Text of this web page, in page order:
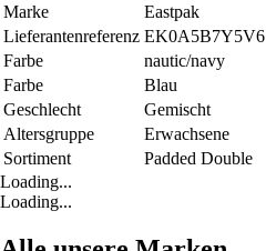
Marke
Eastpak
Lieferantenreferenz EK0A5B7Y5V6
Farbe
nautic/navy
Farbe
Blau
Geschlecht
Gemischt
Altersgruppe
Erwachsene
Sortiment
Padded Double
Loading...
Loading...